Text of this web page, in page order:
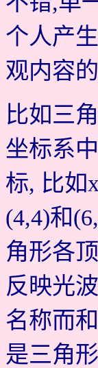
个人产
观内容
比如三
坐标系
标, 比如
(4,4)和
角形各
反映光
名称而
是三角